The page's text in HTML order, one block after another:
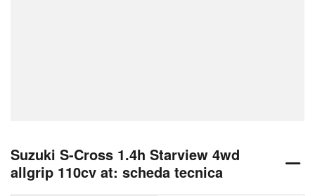
Suzuki S-Cross 1.4h Starview 4wd
allgrip 110cv at: scheda tecnica